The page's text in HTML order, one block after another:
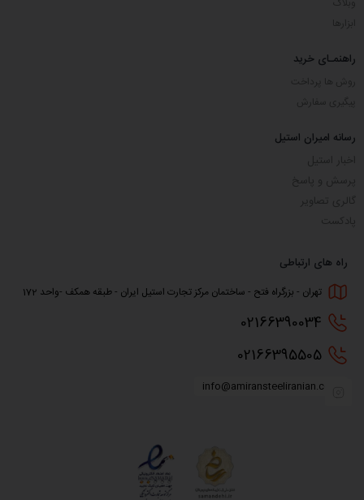
راهنمـای خرید
رسانه امیران استیل
راه های ارتباطی
تهران - بزرگراه فتح - ساختمان مرکز تجارت استیل ایران - طبقه همکف -واحد 172
02166390034
02166395505
info@amiransteeliranian.com